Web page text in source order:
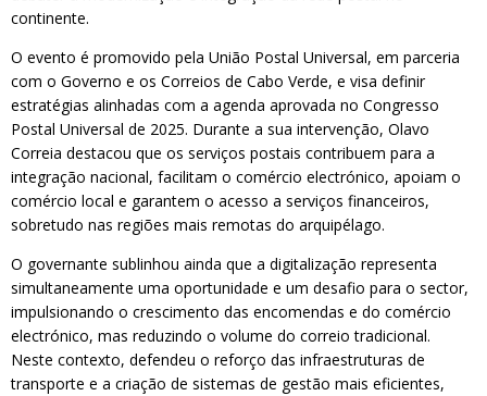
continente.
O evento é promovido pela União Postal Universal, em parceria
com o Governo e os Correios de Cabo Verde, e visa definir
estratégias alinhadas com a agenda aprovada no Congresso
Postal Universal de 2025. Durante a sua intervenção, Olavo
Correia destacou que os serviços postais contribuem para a
integração nacional, facilitam o comércio electrónico, apoiam o
comércio local e garantem o acesso a serviços financeiros,
sobretudo nas regiões mais remotas do arquipélago.
O governante sublinhou ainda que a digitalização representa
simultaneamente uma oportunidade e um desafio para o sector,
impulsionando o crescimento das encomendas e do comércio
electrónico, mas reduzindo o volume do correio tradicional.
Neste contexto, defendeu o reforço das infraestruturas de
transporte e a criação de sistemas de gestão mais eficientes,